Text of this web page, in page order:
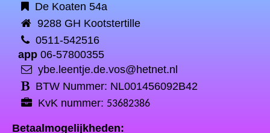
De Koaten 54a
9288 GH Kootstertille
0511-542516
app 06-57800355
ybe.leentje.de.vos@hetnet.nl
BTW Nummer: NL001456092B42
KvK nummer: 53682386
Betaalmogelijkheden: